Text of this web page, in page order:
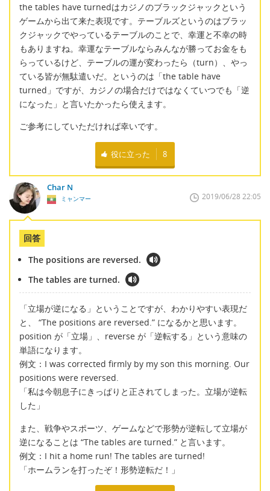
the tables have turnedはカジノのブラックジャックという
ゲームから出て来た表現です。テーブルズというのはブラッ
クジャックでやっているテーブルのことで、幸運と不幸の時
もありますね。幸運なテーブルならみんなが勝ってお金をも
らっているけど、テーブルの運が変わったら（turn）、やっ
ている皆が無駄遣いだ。というのは「the table have
turned」ですが、カジノの場合だけではなくていつでも「逆
になった」と言いたかったら使えます。
ご参考にしていただければ幸いです。
役に立った 8
Char N
ミャンマー 2019/06/28 22:05
回答
The positions are reversed.
The tables are turned.
「立場が逆になる」ということですが、わかりやすい表現だ
と、 “The positions are reversed.” になるかと思います。
position が「立場」、reverse が「逆転する」という意味の
単語になります。
例文：I was corrected firmly by my son this morning. Our
positions were reversed.
「私は今朝息子にきっぱりと正されてしまった。立場が逆転
した」
また、戦争やスポーツ、ゲームなどで形勢が逆転して立場が
逆になることは “The tables are turned.” と言います。
例文：I hit a home run! The tables are turned!
「ホームランを打ったぞ！形勢逆転だ！」